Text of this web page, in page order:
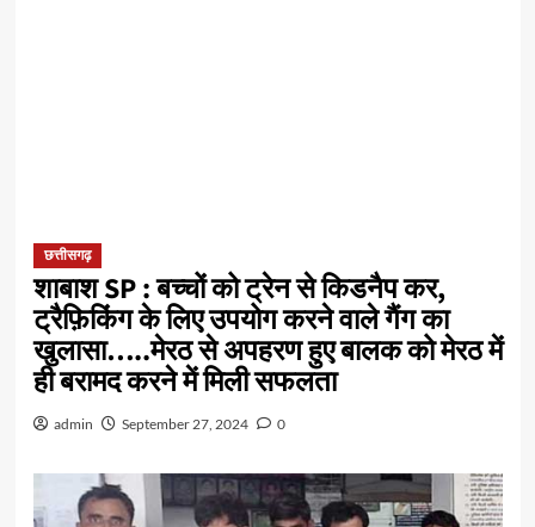
छत्तीसगढ़
शाबाश SP : बच्चों को ट्रेन से किडनैप कर,
ट्रैफ़िकिंग के लिए उपयोग करने वाले गैंग का
खुलासा…..मेरठ से अपहरण हुए बालक को मेरठ में
ही बरामद करने में मिली सफलता
admin September 27, 2024 0